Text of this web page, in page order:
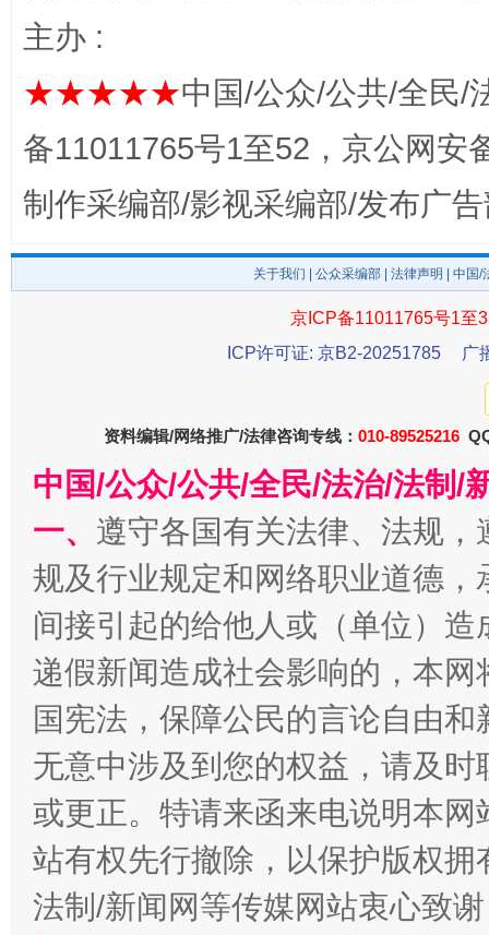
东山县通报“牛蛙产品抗生素超标问题” 法
千年窑火 生生不息 一
揭开“小金库”的免责幌子
主办 :
★★★★★中国/公众/公共/全民/
备11011765号1至52，京公网安
制作采编部/影视采编部/发布广
关于我们 公众采编部 法律声明 | 中国
京ICP备11011765号1至
ICP许可证: 京B2-20251785
广
资料编辑/网络推广/法律咨询专线： 010-89525216
中国/公众/公共/全民/法治/法制/
一、 遵守各国有关法律、法规
规及行业规定和网络职业道德
间接引起的给他人或（单位）
递假新闻造成社会影响的，本
国宪法，保障公民的言论自由
无意中涉及到您的权益，请及
或更正。特请来函来电说明本
站有权先行撤除，以保护版权
法制/新闻网等传媒网站衷心致